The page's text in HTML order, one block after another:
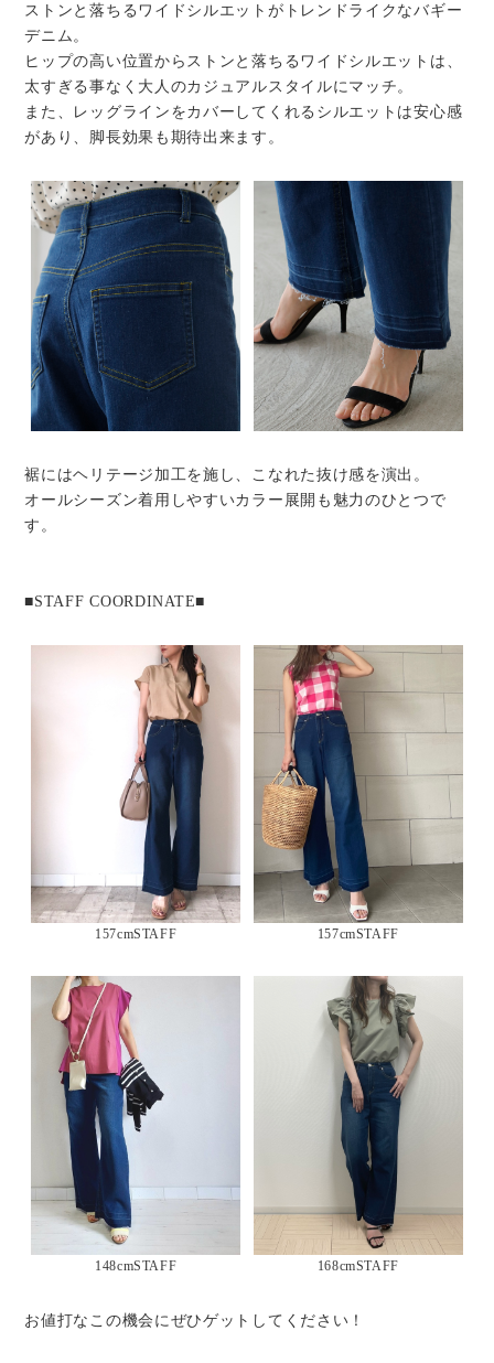
ストンと落ちるワイドシルエットがトレンドライクなバギー
デニム。
ヒップの高い位置からストンと落ちるワイドシルエットは、
太すぎる事なく大人のカジュアルスタイルにマッチ。
また、レッグラインをカバーしてくれるシルエットは安心感
があり、脚長効果も期待出来ます。
裾にはヘリテージ加工を施し、こなれた抜け感を演出。
オールシーズン着用しやすいカラー展開も魅力のひとつで
す。
■STAFF COORDINATE■
157cmSTAFF 157cmSTAFF
148cmSTAFF 168cmSTAFF
お値打なこの機会にぜひゲットしてください！